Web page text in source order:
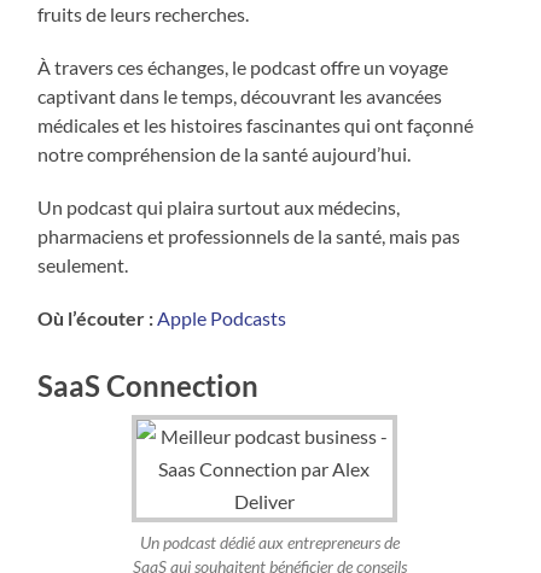
fruits de leurs recherches.
À travers ces échanges, le podcast offre un voyage
captivant dans le temps, découvrant les avancées
médicales et les histoires fascinantes qui ont façonné
notre compréhension de la santé aujourd’hui.
Un podcast qui plaira surtout aux médecins,
pharmaciens et professionnels de la santé, mais pas
seulement.
Où l’écouter : Apple Podcasts
SaaS Connection
Un podcast dédié aux entrepreneurs de
SaaS qui souhaitent bénéficier de conseils